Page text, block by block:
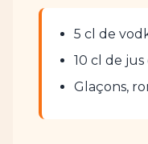
5 cl de
10 cl de
Glaçons,